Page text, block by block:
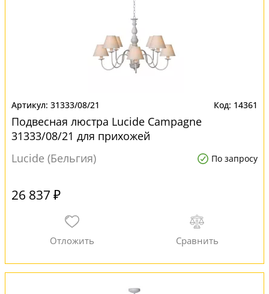
31333/08/21 14361
Подвесная люстра Lucide Campagne
31333/08/21 для прихожей
Lucide (Бельгия)
По запросу
26 837 ₽